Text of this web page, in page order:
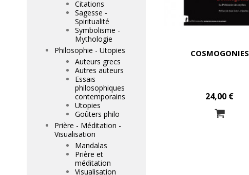
COSMOGONIES
24,00 €
Citations
Sagesse -
Spiritualité
Symbolisme -
Mythologie
Philosophie - Utopies
Auteurs grecs
Autres auteurs
Essais
philosophiques
contemporains
Utopies
Goûters philo
Prière - Méditation -
Visualisation
Mandalas
Prière et
méditation
Visualisation